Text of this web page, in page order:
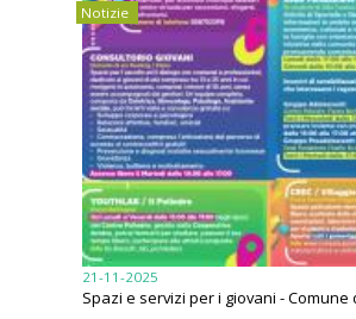
Notizie
21-11-2025
Spazi e servizi per i giovani -